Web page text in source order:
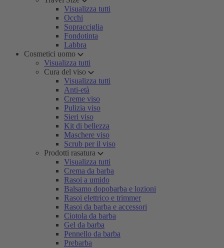
Visualizza tutti
Occhi
Sopracciglia
Fondotinta
Labbra
Cosmetici uomo
Visualizza tutti
Cura del viso
Visualizza tutti
Anti-età
Creme viso
Pulizia viso
Sieri viso
Kit di bellezza
Maschere viso
Scrub per il viso
Prodotti rasatura
Visualizza tutti
Crema da barba
Rasoi a umido
Balsamo dopobarba e lozioni
Rasoi elettrico e trimmer
Rasoi da barba e accessori
Ciotola da barba
Gel da barba
Pennello da barba
Prebarba